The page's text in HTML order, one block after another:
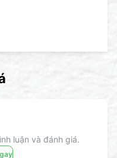
luận và đánh giá.